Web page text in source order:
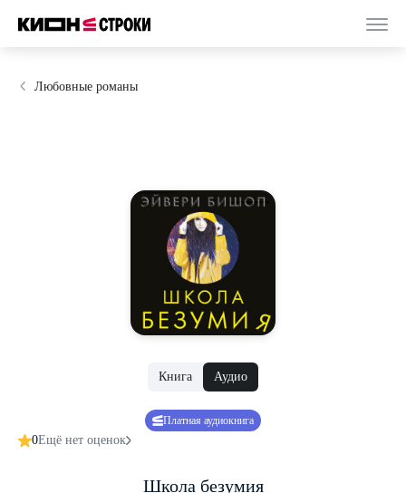
Любовные романы
Книга Аудио
Платная аудиокнига
0Ещё нет оценок
Школа безумия